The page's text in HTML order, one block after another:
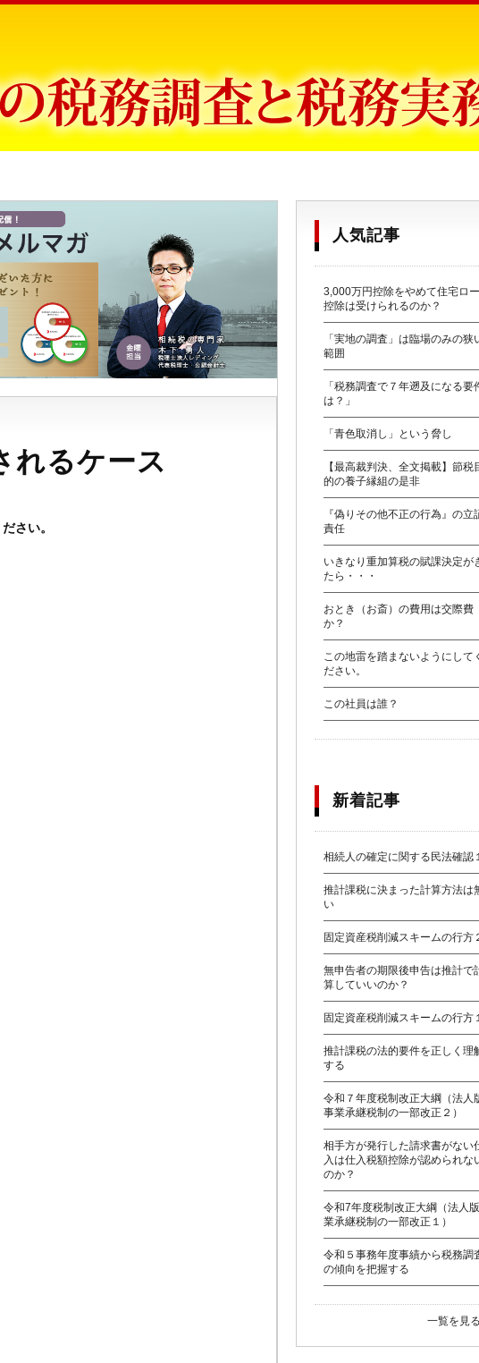
れるケース
さい。
人気記事
3,000万円控除をやめて住宅ロ
控除は受けられるのか？
「実地の調査」は臨場のみの狭
範囲
「税務調査で７年遡及になる要
は？」
「青色取消し」という脅し
【最高裁判決、全文掲載】節税
的の養子縁組の是非
『偽りその他不正の行為』の立
責任
いきなり重加算税の賦課決定が
たら・・・
おとき（お斎）の費用は交際費
か？
この地雷を踏まないようにして
ださい。
この社員は誰？
新着記事
相続人の確定に関する民法確認
推計課税に決まった計算方法は
い
固定資産税削減スキームの行方
無申告者の期限後申告は推計で
算していいのか？
固定資産税削減スキームの行方
推計課税の法的要件を正しく理
する
令和７年度税制改正大綱（法人
事業承継税制の一部改正２）
相手方が発行した請求書がない
入は仕入税額控除が認められな
のか？
令和7年度税制改正大綱（法人
業承継税制の一部改正１）
令和５事務年度事績から税務調
の傾向を把握する
一覧を見る